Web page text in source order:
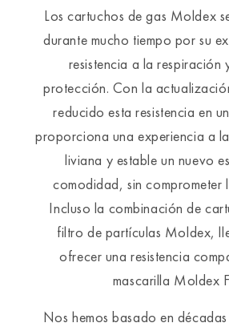
Los cartuchos de gas Moldex
durante mucho tiempo por su
resistencia a la respiración
protección. Con la
reducido esta resistencia en
proporciona una experiencia a
liviana y estable un nuevo
comodidad, sin comprometer
Incluso la combinación de
filtro de partículas Moldex,
ofrecer una resistencia
mascarilla Moldex
Nos hemos basado en